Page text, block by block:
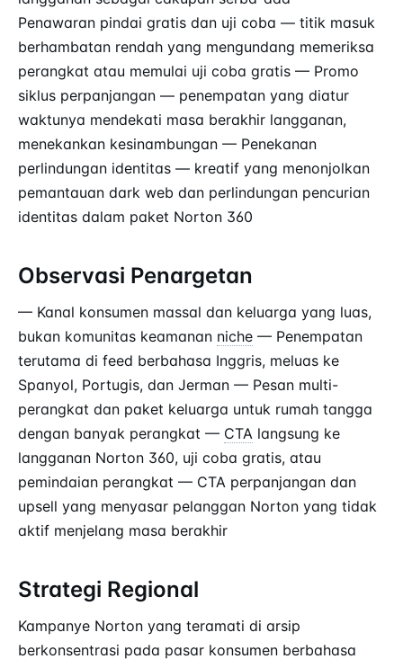
Penawaran pindai gratis dan uji coba — titik masuk
berhambatan rendah yang mengundang memeriksa
perangkat atau memulai uji coba gratis — Promo
siklus perpanjangan — penempatan yang diatur
waktunya mendekati masa berakhir langganan,
menekankan kesinambungan — Penekanan
perlindungan identitas — kreatif yang menonjolkan
pemantauan dark web dan perlindungan pencurian
identitas dalam paket Norton 360
Observasi Penargetan
— Kanal konsumen massal dan keluarga yang luas,
bukan komunitas keamanan niche — Penempatan
terutama di feed berbahasa Inggris, meluas ke
Spanyol, Portugis, dan Jerman — Pesan multi-
perangkat dan paket keluarga untuk rumah tangga
dengan banyak perangkat — CTA langsung ke
langganan Norton 360, uji coba gratis, atau
pemindaian perangkat — CTA perpanjangan dan
upsell yang menyasar pelanggan Norton yang tidak
aktif menjelang masa berakhir
Strategi Regional
Kampanye Norton yang teramati di arsip
berkonsentrasi pada pasar konsumen berbahasa